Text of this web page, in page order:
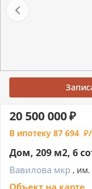
Дом, 209 м2, 6
Вавилова мкр , им.
Объект на карте
20 500 000
В ипотеку 87 694